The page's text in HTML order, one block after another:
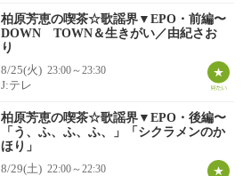
柏原芳恵の喫茶☆歌謡界▼EPO・前編〜
DOWN TOWN＆生きがい／由紀さお
り
8/25(火) 23:00～23:30
J:テレ
柏原芳恵の喫茶☆歌謡界▼EPO・後編〜
「う、ふ、ふ、ふ、」「シクラメンのか
ほり」
8/29(土) 22:00～22:30